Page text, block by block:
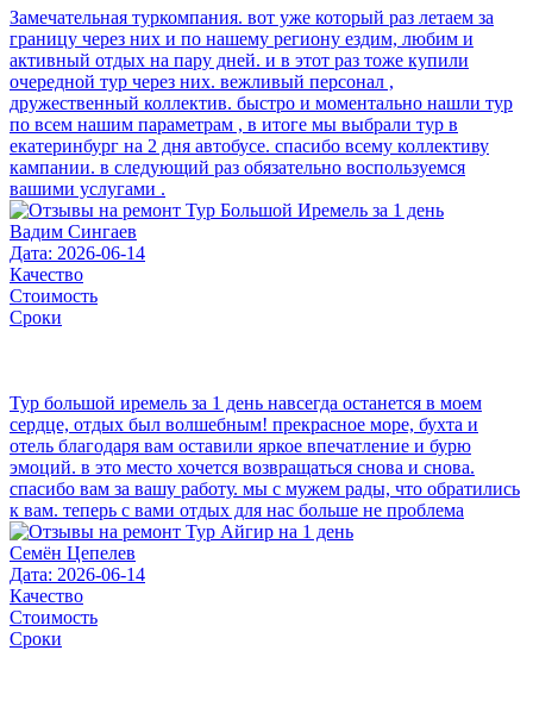
Замечательная туркомпания. вот уже который раз летаем за
границу через них и по нашему региону ездим, любим и
активный отдых на пару дней. и в этот раз тоже купили
очередной тур через них. вежливый персонал ,
дружественный коллектив. быстро и моментально нашли тур
по всем нашим параметрам , в итоге мы выбрали тур в
екатеринбург на 2 дня автобусе. спасибо всему коллективу
кампании. в следующий раз обязательно воспользуемся
вашими услугами .
Вадим Сингаев
Дата: 2026-06-14
Качество
Стоимость
Сроки
Тур большой иремель за 1 день навсегда останется в моем
сердце, отдых был волшебным! прекрасное море, бухта и
отель благодаря вам оставили яркое впечатление и бурю
эмоций. в это место хочется возвращаться снова и снова.
спасибо вам за вашу работу. мы с мужем рады, что обратились
к вам. теперь с вами отдых для нас больше не проблема
Семён Цепелев
Дата: 2026-06-14
Качество
Стоимость
Сроки